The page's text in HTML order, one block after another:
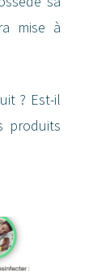
mise à
? Est-il
produits